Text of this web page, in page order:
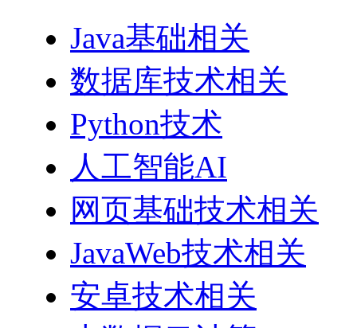
Java基础相关
数据库技术相关
Python技术
人工智能AI
网页基础技术相关
JavaWeb技术相关
安卓技术相关